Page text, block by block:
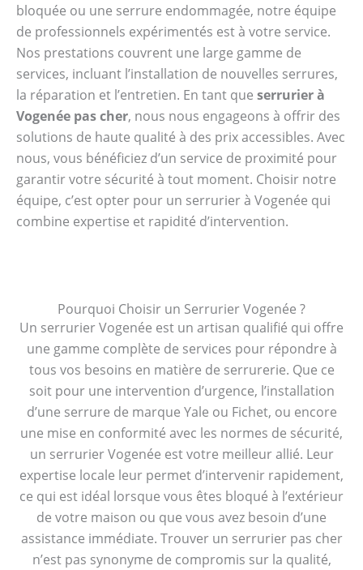
bloquée ou une serrure endommagée, notre équipe
de professionnels expérimentés est à votre service.
Nos prestations couvrent une large gamme de
services, incluant l’installation de nouvelles serrures,
la réparation et l’entretien. En tant que serrurier à
Vogenée pas cher, nous nous engageons à offrir des
solutions de haute qualité à des prix accessibles. Avec
nous, vous bénéficiez d’un service de proximité pour
garantir votre sécurité à tout moment. Choisir notre
équipe, c’est opter pour un serrurier à Vogenée qui
combine expertise et rapidité d’intervention.
Pourquoi Choisir un Serrurier Vogenée ?
Un serrurier Vogenée est un artisan qualifié qui offre
une gamme complète de services pour répondre à
tous vos besoins en matière de serrurerie. Que ce
soit pour une intervention d’urgence, l’installation
d’une serrure de marque Yale ou Fichet, ou encore
une mise en conformité avec les normes de sécurité,
un serrurier Vogenée est votre meilleur allié. Leur
expertise locale leur permet d’intervenir rapidement,
ce qui est idéal lorsque vous êtes bloqué à l’extérieur
de votre maison ou que vous avez besoin d’une
assistance immédiate. Trouver un serrurier pas cher
n’est pas synonyme de compromis sur la qualité,